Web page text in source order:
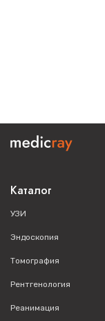
Каталог
УЗИ
Эндоскопия
Томография
Рентгенология
Реанимация